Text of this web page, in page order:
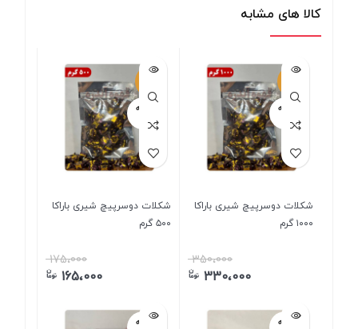
کالا های مشابه
فروخته
شکلات دوسرپیچ شیری باراکا
۱۰۰۰ گرم
350،000
330،000
فروخته
شکلات دوسرپیچ شیری باراکا
۵۰۰ گرم
175،000
165،000
فروخته
فروخته